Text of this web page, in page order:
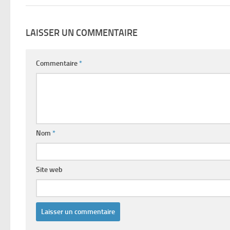
LAISSER UN COMMENTAIRE
Commentaire*
Nom *
Site web